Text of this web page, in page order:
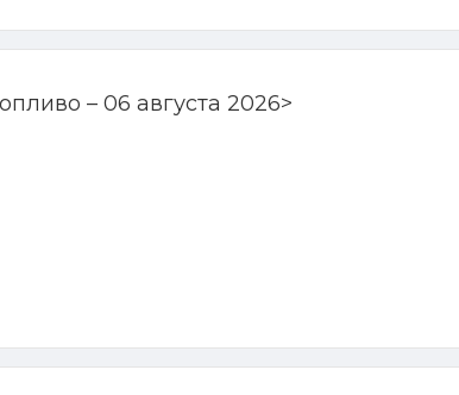
– 06 августа 2026>